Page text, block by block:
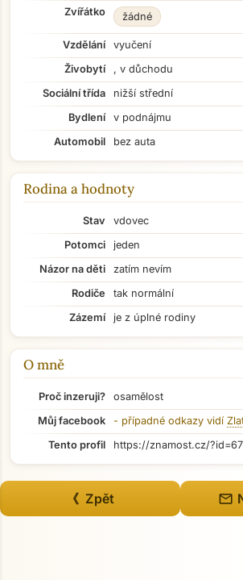
Zvířátko
žádné
Vzdělání
vyučení
Živobytí
, v důchodu
Sociální třída
nižší střední
Bydlení
v podnájmu
Automobil
bez auta
Rodina a hodnoty
Stav
vdovec
Potomci
jeden
Názor na děti
zatím nevím
Rodiče
tak normální
Zázemí
je z úplné rodiny
O mně
Proč inzeruji?
osamělost
Můj facebook
- případné odkazy vidí
Tento profil
https://znamost.cz/
《 Zpět mail